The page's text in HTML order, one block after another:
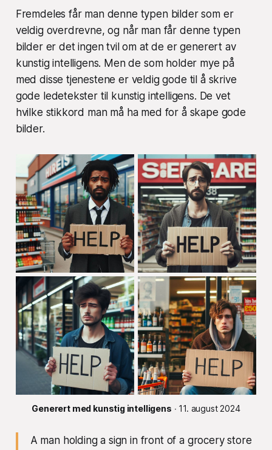
Fremdeles får man denne typen bilder som er
veldig overdrevne, og når man får denne typen
bilder er det ingen tvil om at de er generert av
kunstig intelligens. Men de som holder mye på
med disse tjenestene er veldig gode til å skrive
gode ledetekster til kunstig intelligens. De vet
hvilke stikkord man må ha med for å skape gode
bilder.
Generert med kunstig intelligens ∙ 11. august 2024
A man holding a sign in front of a grocery store